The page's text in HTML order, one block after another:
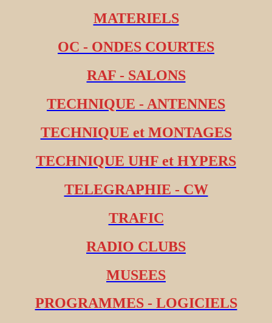
MATERIELS
OC - ONDES COURTES
RAF - SALONS
TECHNIQUE - ANTENNES
TECHNIQUE et MONTAGES
TECHNIQUE UHF et HYPERS
TELEGRAPHIE - CW
TRAFIC
RADIO CLUBS
MUSEES
PROGRAMMES - LOGICIELS